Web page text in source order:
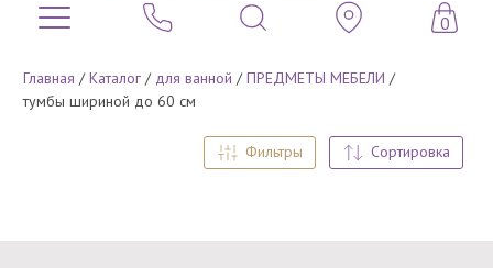
0
Главная /Каталог / для ванной /ПРЕДМЕТЫ МЕБЕЛИ /
тумбы шириной до 60 см
Фильтры Сортировка